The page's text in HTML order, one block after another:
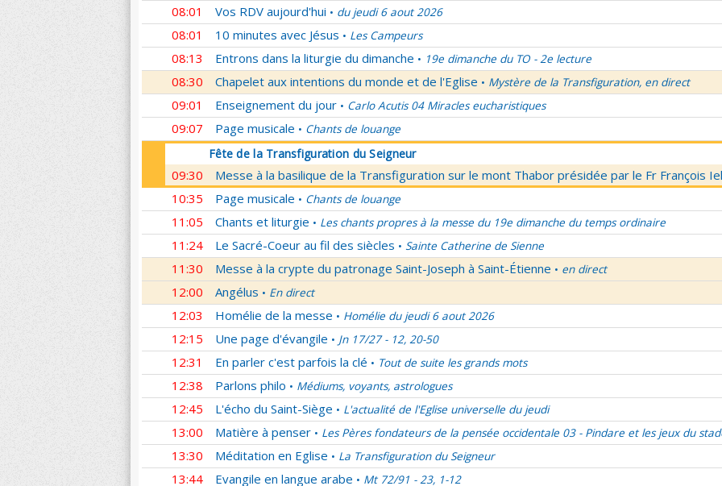
08:01 Vos RDV aujourd'hui • du jeudi 6 aout 2026
08:01 10 minutes avec Jésus • Les Campeurs
08:13 Entrons dans la liturgie du dimanche • 19e dimanche du TO - 2e lecture
08:30 Chapelet aux intentions du monde et de l'Eglise • Mystère de la Transfiguration, en direct
09:01 Enseignement du jour • Carlo Acutis 04 Miracles eucharistiques
09:07 Page musicale • Chants de louange
Fête de la Transfiguration du Seigneur
09:30
Messe à la basilique de la Transfiguration sur le mont Thabor présidée par le Fr François
10:35
Page musicale • Chants de louange
11:05 Chants et liturgie • Les chants propres à la messe du 19e dimanche du temps ordinaire
11:24 Le Sacré-Coeur au fil des siècles • Sainte Catherine de Sienne
11:30 Messe à la crypte du patronage Saint-Joseph à Saint-Étienne • en direct
12:00 Angélus • En direct
12:03 Homélie de la messe • Homélie du jeudi 6 aout 2026
12:15 Une page d'évangile • Jn 17/27 - 12, 20-50
12:31 En parler c'est parfois la clé • Tout de suite les grands mots
12:38 Parlons philo • Médiums, voyants, astrologues
12:45 L'écho du Saint-Siège • L'actualité de l'Eglise universelle du jeudi
13:00 Matière à penser • Les Pères fondateurs de la pensée occidentale 03 - Pindare et les jeux du
13:30 Méditation en Eglise • La Transfiguration du Seigneur
13:44 Evangile en langue arabe • Mt 72/91 - 23, 1-12